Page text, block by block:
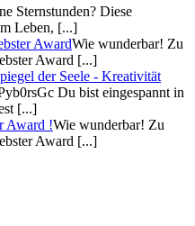
Sternstunden? Diese
Leben, [...]
AwardWie wunderbar! Zu
Award [...]
der Seele - Kreativität
Du bist eingespannt in
[...]
Award !Wie wunderbar! Zu
Award [...]